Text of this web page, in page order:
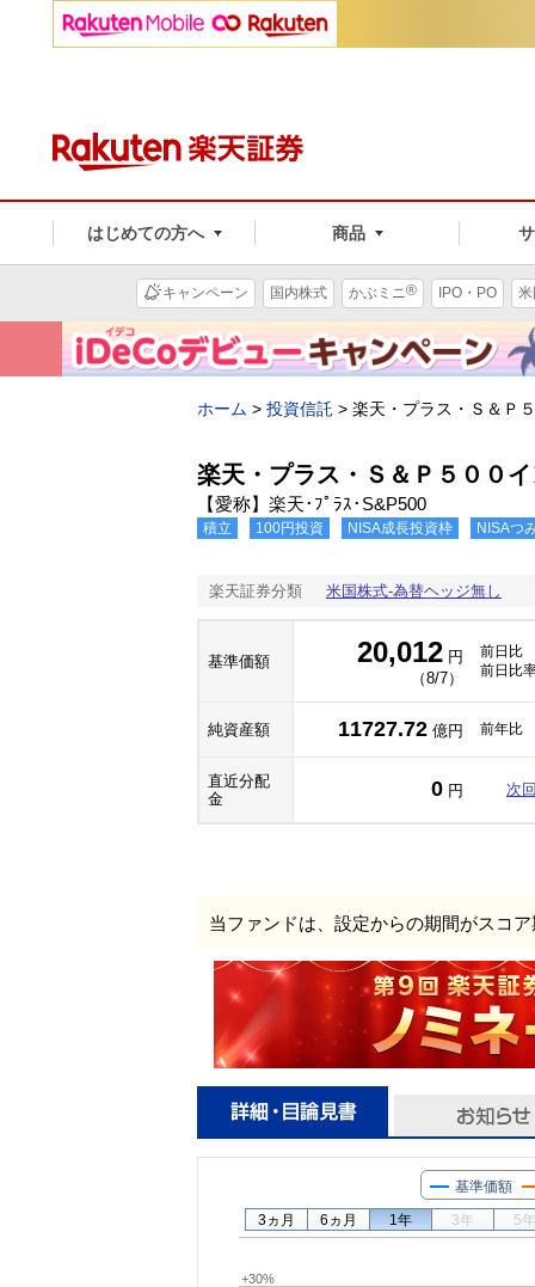
はじめての方へ 商品
キャンペーン 国内株式 かぶミニ® IPO・PO
ホーム > 投資信託 > 楽天・プラス・Ｓ＆Ｐ
楽天・プラス・Ｓ＆Ｐ５００
【愛称】楽天･ﾌﾟﾗｽ･S&P500
積立 100円投資 NISA成長投資枠 NISAつ
楽天証券分類 米国株式-為替ヘッジ無し
基準価額 20,012 円
（8/7）
前日比
前日比
純資産額 11727.72 億円 前年比
直近分配
金
0 円 次
当ファンドは、設定からの期間がスコ
基準価額
+30%
3ヵ月 6ヵ月 1年 3年 5年